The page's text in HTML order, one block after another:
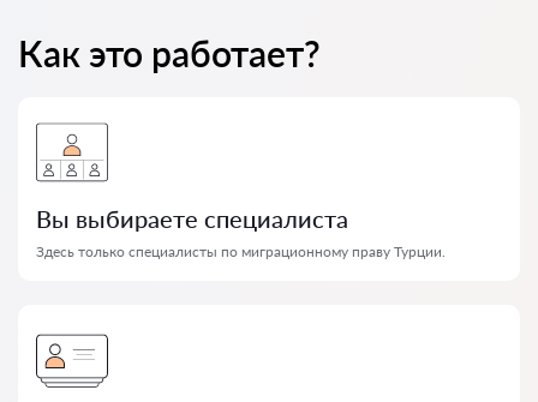
Как это работает?
Вы выбираете специалиста
Здесь только специалисты по миграционному праву Турции.